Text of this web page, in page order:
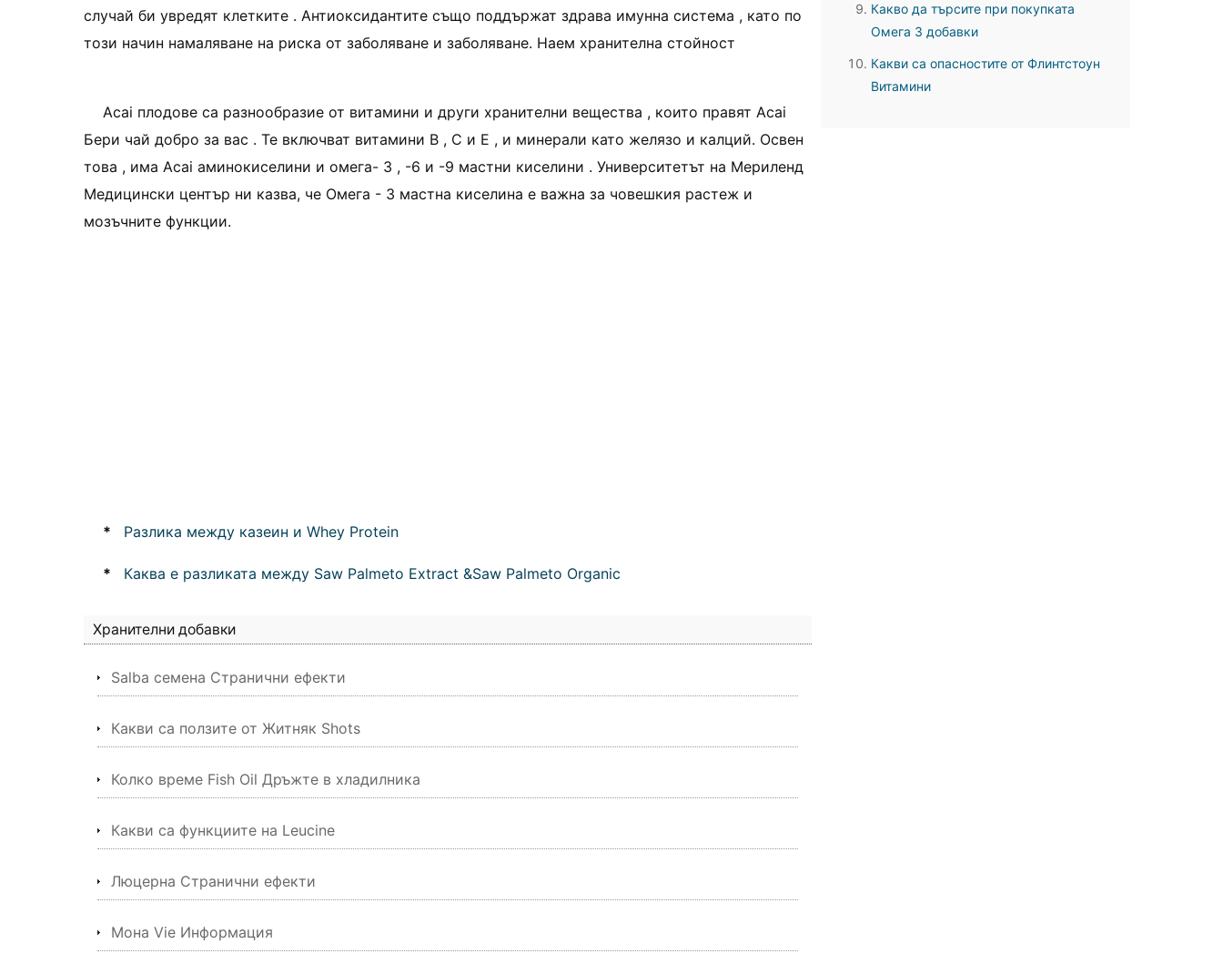
случай би увредят клетките . Антиоксидантите също поддържат здрава имунна система , като по
този начин намаляване на риска от заболяване и заболяване. Наем хранителна стойност
Acai плодове са разнообразие от витамини и други хранителни вещества , които правят Acai
Бери чай добро за вас . Те включват витамини В , С и Е , и минерали като желязо и калций. Освен
това , има Acai аминокиселини и омега- 3 , -6 и -9 мастни киселини . Университетът на Мериленд
Медицински център ни казва, че Омега - 3 мастна киселина е важна за човешкия растеж и
мозъчните функции.
* Разлика между казеин и Whey Protein
* Каква е разликата между Saw Palmeto Extract &Saw Palmeto Organic
Хранителни добавки
Salba семена Странични ефекти
Какви са ползите от Житняк Shots
Колко време Fish Oil Дръжте в хладилника
Какви са функциите на Leucine
Люцерна Странични ефекти
Мона Vie Информация
Какво да търсите при покупката
Омега 3 добавки
Какви са опасностите от Флинтстоун
Витамини